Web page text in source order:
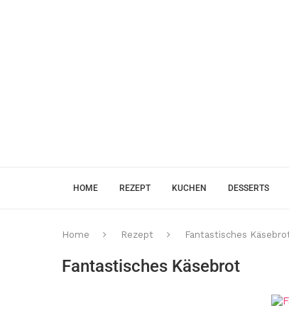
HOME REZEPT KUCHEN DESSERTS
Home Rezept Fantastisches
Fantastisches Käsebrot